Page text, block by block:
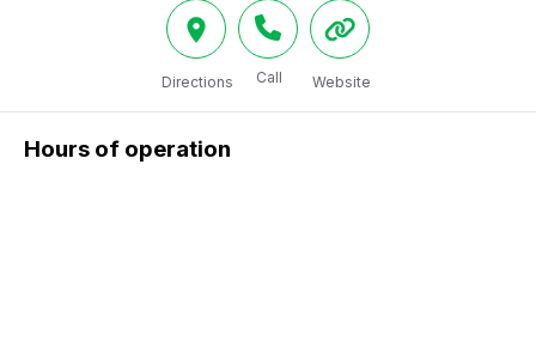
Directions Call Website
Hours of operation